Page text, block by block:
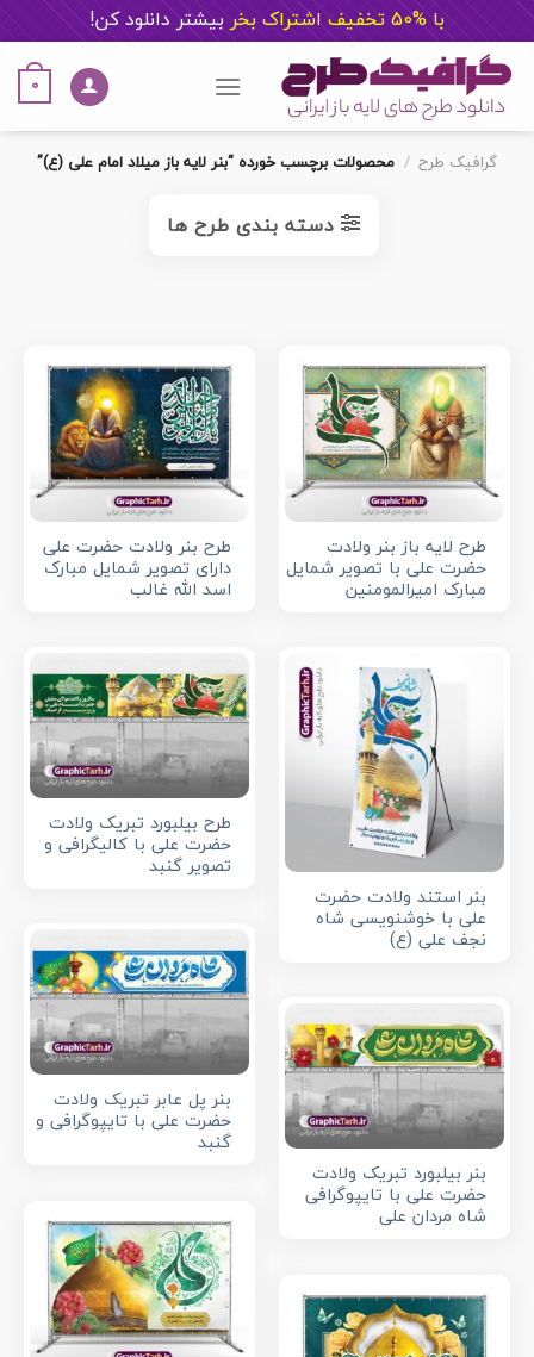
با %50 تخفیف اشتراک بخر بیشتر دانلود کن!
content
0
گرافیک طرح / محصولات برچسب خورده “بنر لایه باز میلاد امام علی (ع)”
دسته بندی طرح ها
طرح لایه باز بنر ولادت
حضرت علی با تصویر شمایل
مبارک امیرالمومنین
طرح بنر ولادت حضرت علی
دارای تصویر شمایل مبارک
اسد الله غالب
بنر استند ولادت حضرت
علی با خوشنویسی شاه
نجف علی (ع)
طرح بیلبورد تبریک ولادت
حضرت علی با کالیگرافی و
تصویر گنبد
بنر پل عابر تبریک ولادت
حضرت علی با تایپوگرافی و
گنبد
بنر بیلبورد تبریک ولادت
حضرت علی با تایپوگرافی
شاه مردان علی